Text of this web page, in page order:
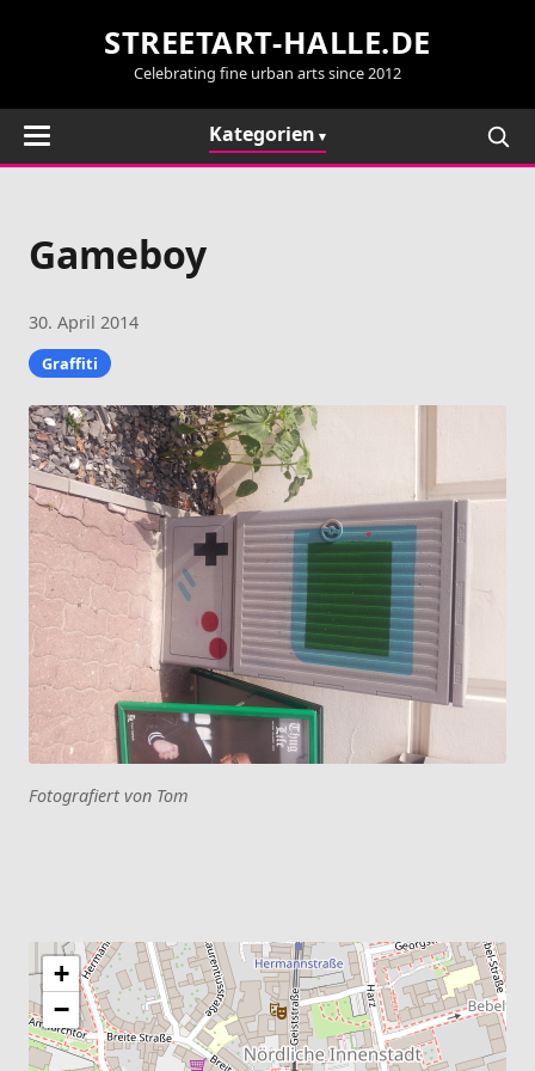
STREETART-HALLE.DE
Celebrating fine urban arts since 2012
Kategorien
Gameboy
30. April 2014
Graffiti
Fotografiert von Tom
+
−